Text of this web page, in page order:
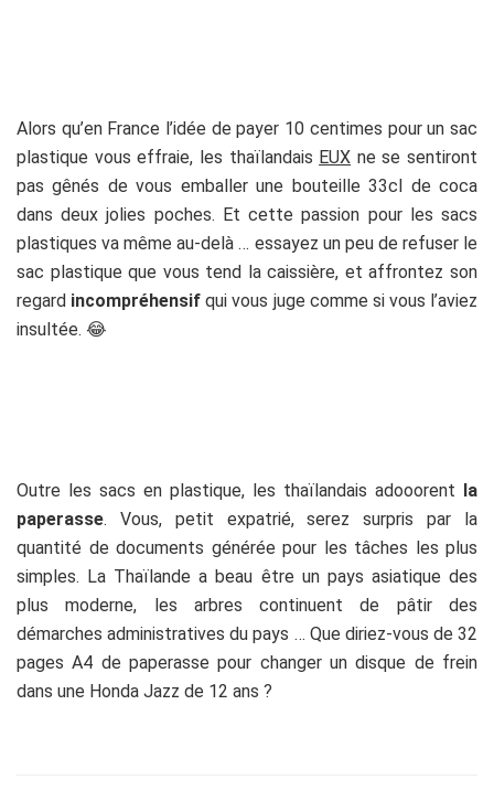
Alors qu’en France l’idée de payer 10 centimes pour un sac
plastique vous effraie, les thaïlandais EUX ne se sentiront
pas gênés de vous emballer une bouteille 33cl de coca
dans deux jolies poches. Et cette passion pour les sacs
plastiques va même au-delà … essayez un peu de refuser le
sac plastique que vous tend la caissière, et affrontez son
regard incompréhensifqui vous juge comme si vous l’aviez
insultée. 😂
Outre les sacs en plastique, les thaïlandais adooorent la
paperasse. Vous, petit expatrié, serez surpris par la
quantité de documents générée pour les tâches les plus
simples. La Thaïlande a beau être un pays asiatique des
plus moderne, les arbres continuent de pâtir des
démarches administratives du pays … Que diriez-vous de 32
pages A4 de paperasse pour changer un disque de frein
dans une Honda Jazz de 12 ans ?